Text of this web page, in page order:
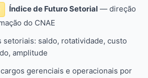
Índice de Futuro Setorial — direção
do CNAE
setoriais: saldo, rotatividade, custo
amplitude
gerenciais e operacionais por